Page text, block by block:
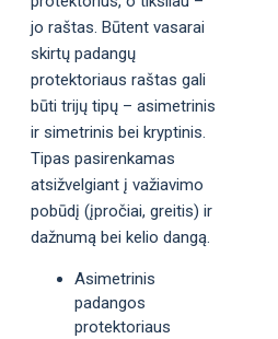
jo raštas. Būtent vasarai
skirtų padangų
protektoriaus raštas gali
būti trijų tipų – asimetrinis
ir simetrinis bei kryptinis.
Tipas pasirenkamas
atsižvelgiant į važiavimo
pobūdį (įpročiai, greitis) ir
dažnumą bei kelio dangą.
Asimetrinis
padangos
protektoriaus